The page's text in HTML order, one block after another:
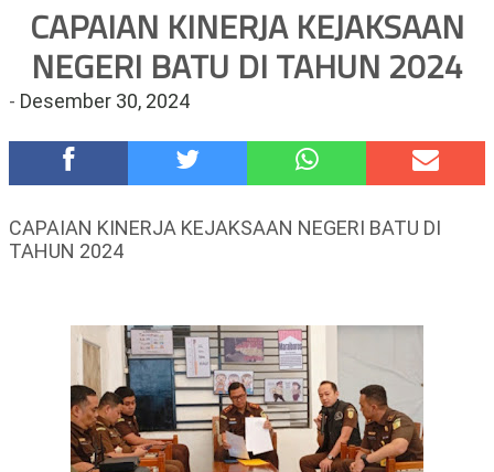
Ditangkap di Kediri,Satu Buron
Literasi Melalui LASKAR JODA, Usung Filosofi Gelar Sehelai
Tikar
Hadirkan Tujuh Sapta Pesona Wisata di Amfiteater, Mikutopia
Buka Rekrutmen Karyawan,Berikut Kualifikasinya
Tugu Tirta Usung 'Smart Water City' di Indonesia City Expo
APEKSI XVIII Medan
Meriah,Peringati Hari Bhayangkara ke-80,Polres Batu Gelar
Kapolres Cup 9 Ball Tournament,Gandeng Carabao Bistro &
Pool Batu HQ Total Hadiah Rp 5 Juta
DKD PERADI Malang Jatuhkan Putusan Pelanggaran Kode Etik
CAPAIAN KINERJA KEJAKSAAN
NEGERI BATU DI TAHUN 2024
- Desember 30, 2024
CAPAIAN KINERJA KEJAKSAAN NEGERI BATU DI
TAHUN 2024